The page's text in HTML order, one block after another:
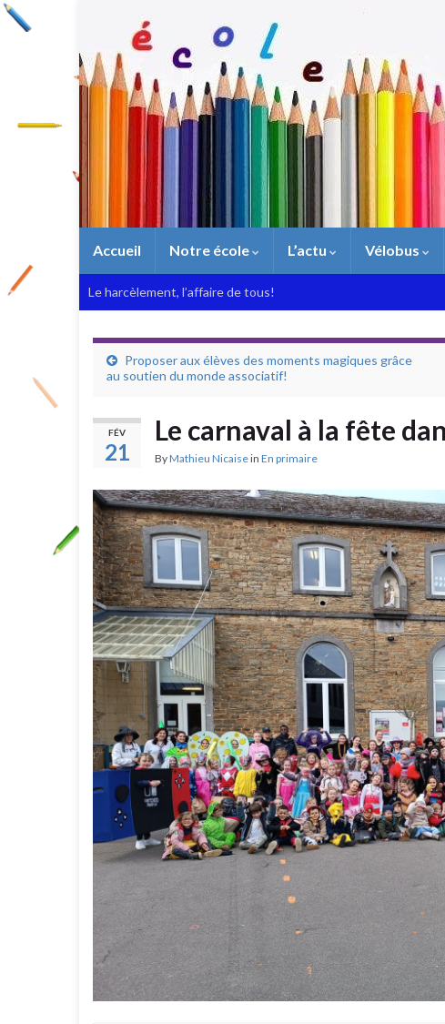
Accueil Notre école L’actu Vélobus
Le harcèlement, l’affaire de tous!
Proposer aux élèves des moments magiques grâce
au soutien du monde associatif!
FÉV
21
Le carnaval à la fête
ByMathieu Nicaisein En primaire